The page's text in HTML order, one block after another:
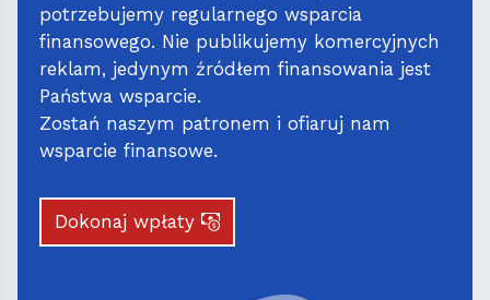
potrzebujemy regularnego wsparcia
finansowego. Nie publikujemy komercyjnych
reklam, jedynym źródłem finansowania jest
Państwa wsparcie.
Zostań naszym patronem i ofiaruj nam
wsparcie finansowe.
Dokonaj wpłaty